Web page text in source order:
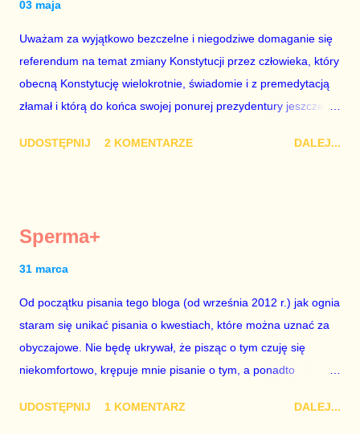
z roku 1951, czyli czasów stalinizmu. To pewnie dlatego, że nie
chciało mu przejść przez gardło pochwalenie gospodarczej
sytuacji naszego kraju z lat 2007-2015. Bardzo to małe i
smutne – niegodne premiera polskiego rządu. Generalnie, M...
03 maja
Uważam za wyjątkowo bezczelne i niegodziwe domaganie się
referendum na temat zmiany Konstytucji przez człowieka, który
obecną Konstytucję wielokrotnie, świadomie i z premedytacją
złamał i którą do końca swojej ponurej prezydentury jeszcze
trwało pół roku, lokal do głosowania znajdował się w
mojej zgody. Prezydent Andrzej Duda zapowiedział, że złoży do
Senatu wniosek o dwudniowe referendum, które miałoby odbyć
nie chce – ani partia rządząca, ani partie opozycyjne. Jeśli w
siedzibie PiS zapadnie decyzja, aby głosować zgodnie z wolą
Dudy, obowiązkiem każdego przyzwoitego człowieka i
szanującego podstawowe reguły demokraty jest takie
UDOSTĘPNIJ 2 KOMENTARZE DALEJ...
Sperma+
31 marca
Od początku pisania tego bloga (od września 2012 r.) jak ognia
staram się unikać pisania o kwestiach, które można uznać za
obyczajowe. Nie będę ukrywał, że pisząc o tym czuję się
niekomfortowo, krępuje mnie pisanie o tym, a ponadto
rozumie, wiedzy i zdrowym rozsądku, powinna od kwestii
UDOSTĘPNIJ 1 KOMENTARZ DALEJ...